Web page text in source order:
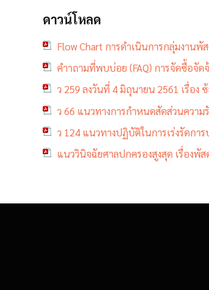
ดาวน์โหลด
Flow Chart การดำเนินการกลุ่มงานพั
คำาถามที่พบบ่อย (FAQ) การจัดซื้อจัด
ว 259 ลงวันที่ 4 มิถุนายน 2561 เรื่อ
ว 66 แนวทางการกำหนดสัดส่วนความ
ว 124 แนวทางปฏิบัติในการเร่งรัด
แนววินิจฉัยศาลปกครองสูงสุด เรื่องพัส